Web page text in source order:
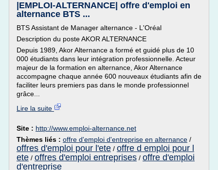
|EMPLOI-ALTERNANCE| offre d'emploi en
alternance BTS ...
BTS Assistant de Manager alternance - L'Oréal
Description du poste AKOR ALTERNANCE
Depuis 1989, Akor Alternance a formé et guidé plus de 10
000 étudiants dans leur intégration professionnelle. Acteur
majeur de la formation en alternance, Akor Alternance
accompagne chaque année 600 nouveaux étudiants afin de
faciliter leurs premiers pas dans le monde professionnel
grâce...
Lire la suite
Site : http://www.emploi-alternance.net
Thèmes liés : offre d'emploi d'entreprise en alternance /
offres d'emploi pour l'ete / offre d emploi pour l
ete / offres d'emploi entreprises / offre d'emploi
d'entreprise